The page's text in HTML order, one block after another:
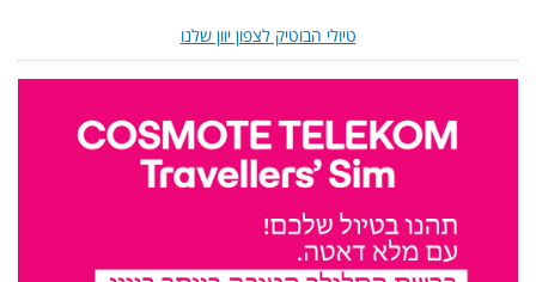
טיולי הבוטיק לצפון יוון שלנו